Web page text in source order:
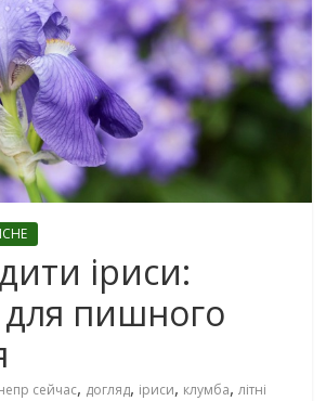
іриси:
пишного
сейчас, догляд, іриси, клумба,літні